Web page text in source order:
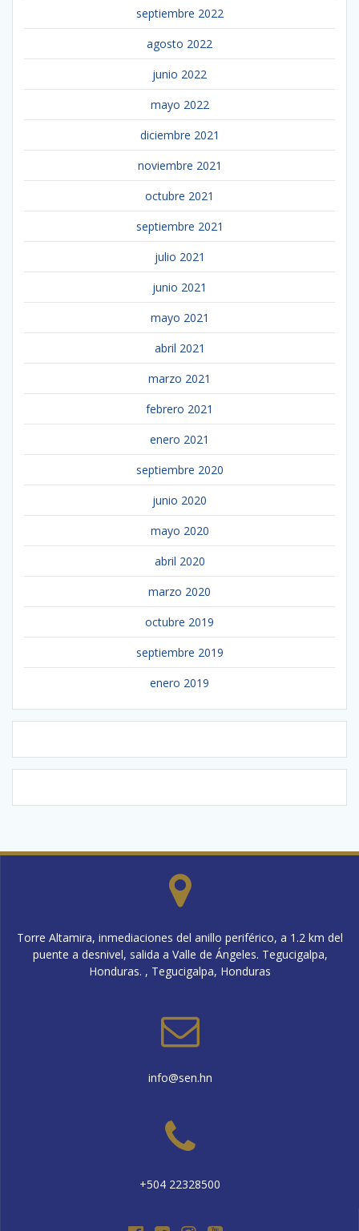
septiembre 2022
agosto 2022
junio 2022
mayo 2022
diciembre 2021
noviembre 2021
octubre 2021
septiembre 2021
julio 2021
junio 2021
mayo 2021
abril 2021
marzo 2021
febrero 2021
enero 2021
septiembre 2020
junio 2020
mayo 2020
abril 2020
marzo 2020
octubre 2019
septiembre 2019
enero 2019
Torre Altamira, inmediaciones del anillo periférico, a 1.2 km del
puente a desnivel, salida a Valle de Ángeles. Tegucigalpa,
Honduras. , Tegucigalpa, Honduras
info@sen.hn
+504 22328500